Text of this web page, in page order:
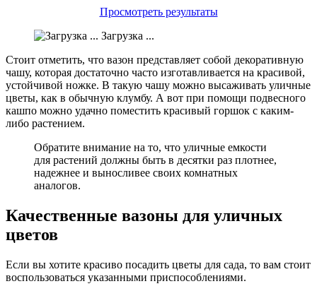
Просмотреть результаты
Загрузка ...
Стоит отметить, что вазон представляет собой декоративную
чашу, которая достаточно часто изготавливается на красивой,
устойчивой ножке. В такую чашу можно высаживать уличные
цветы, как в обычную клумбу. А вот при помощи подвесного
кашпо можно удачно поместить красивый горшок с каким-
либо растением.
Обратите внимание на то, что уличные емкости
для растений должны быть в десятки раз плотнее,
надежнее и выносливее своих комнатных
аналогов.
Качественные вазоны для уличных
цветов
Если вы хотите красиво посадить цветы для сада, то вам стоит
воспользоваться указанными приспособлениями.